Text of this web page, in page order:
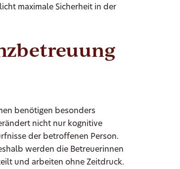
maximale Sicherheit in der
benötigen besonders
nicht nur kognitive
der betroffenen Person.
werden die Betreuerinnen
und arbeiten ohne Zeitdruck.